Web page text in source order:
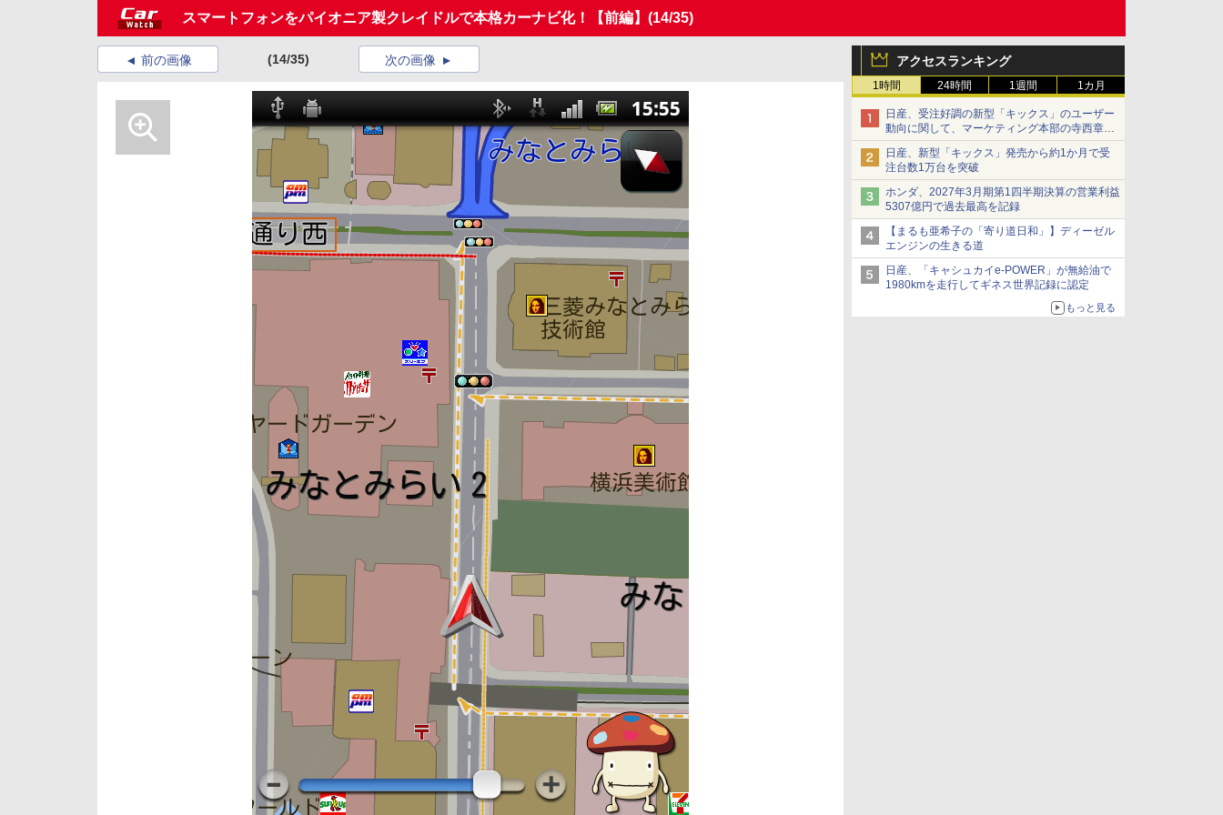
スマートフォンをパイオニア製クレイドルで本格カーナビ化！【前編】 (14/35)
アクセスランキング
1時間 24時間 1週間 1カ月
日産、受注好調の新型「キックス」のユーザー
動向に関して、マーケティング本部の寺西章氏
が解説
日産、新型「キックス」発売から約1か月で受
注台数1万台を突破
ホンダ、2027年3月期第1四半期決算の営業利益
5307億円で過去最高を記録
【まるも亜希子の「寄り道日和」】ディーゼル
エンジンの生きる道
日産、「キャシュカイe-POWER」が無給油で
1980kmを走行してギネス世界記録に認定
もっと見る
前の画像 (14/35) 次の画像